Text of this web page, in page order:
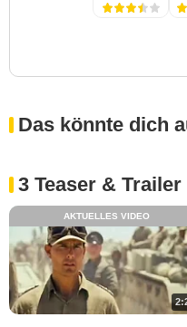
Das könnte dich
3 Teaser & Trailer
AKTUELLES VIDEO